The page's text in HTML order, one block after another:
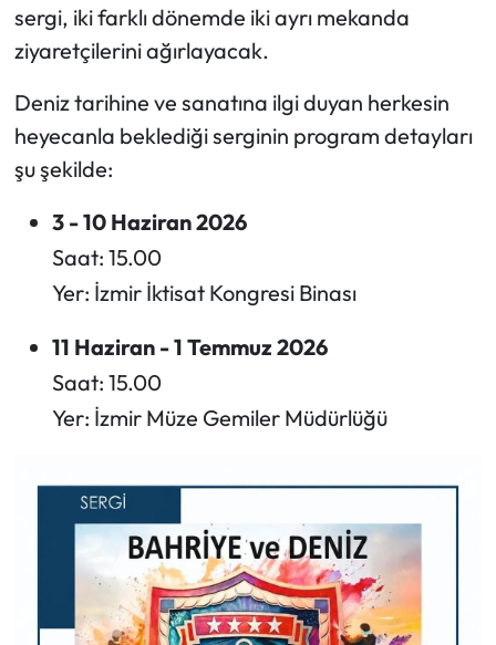
sergi, iki farklı dönemde iki ayrı mekanda
ziyaretçilerini ağırlayacak.
​Deniz tarihine ve sanatına ilgi duyan herkesin
heyecanla beklediği serginin program detayları
şu şekilde:
​3 - 10 Haziran 2026
Saat: 15.00
​Yer: İzmir İktisat Kongresi Binası
​11 Haziran - 1 Temmuz 2026
​Saat: 15.00
​Yer: İzmir Müze Gemiler Müdürlüğü